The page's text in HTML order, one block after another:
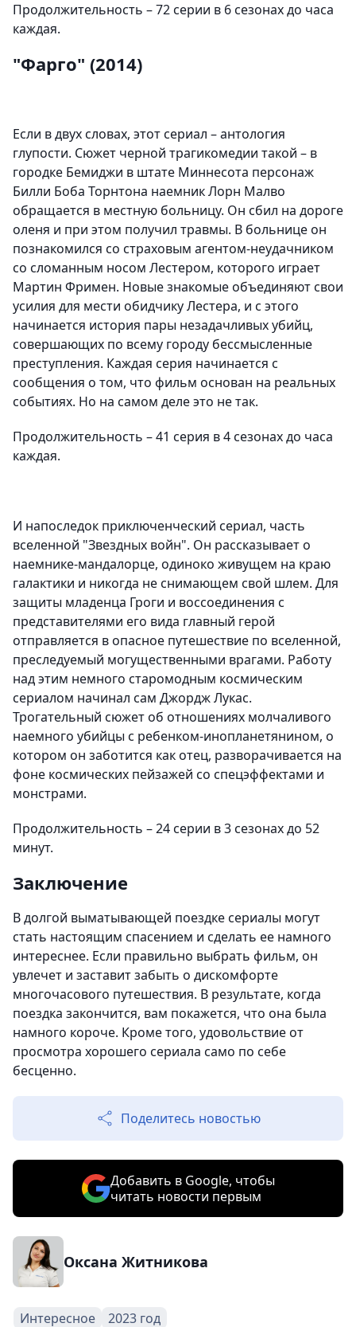
Продолжительность – 72 серии в 6 сезонах до часа
каждая.
"Фарго" (2014)
Если в двух словах, этот сериал – антология
глупости. Сюжет черной трагикомедии такой – в
городке Бемиджи в штате Миннесота персонаж
Билли Боба Торнтона наемник Лорн Малво
обращается в местную больницу. Он сбил на дороге
оленя и при этом получил травмы. В больнице он
познакомился со страховым агентом-неудачником
со сломанным носом Лестером, которого играет
Мартин Фримен. Новые знакомые объединяют свои
усилия для мести обидчику Лестера, и с этого
начинается история пары незадачливых убийц,
совершающих по всему городу бессмысленные
преступления. Каждая серия начинается с
сообщения о том, что фильм основан на реальных
событиях. Но на самом деле это не так.
Продолжительность – 41 серия в 4 сезонах до часа
каждая.
И напоследок приключенческий сериал, часть
вселенной "Звездных войн". Он рассказывает о
наемнике-мандалорце, одиноко живущем на краю
галактики и никогда не снимающем свой шлем. Для
защиты младенца Гроги и воссоединения с
представителями его вида главный герой
отправляется в опасное путешествие по вселенной,
преследуемый могущественными врагами. Работу
над этим немного старомодным космическим
сериалом начинал сам Джордж Лукас.
Трогательный сюжет об отношениях молчаливого
наемного убийцы с ребенком-инопланетянином, о
котором он заботится как отец, разворачивается на
фоне космических пейзажей со спецэффектами и
монстрами.
Продолжительность – 24 серии в 3 сезонах до 52
минут.
Заключение
В долгой выматывающей поездке сериалы могут
стать настоящим спасением и сделать ее намного
интереснее. Если правильно выбрать фильм, он
увлечет и заставит забыть о дискомфорте
многочасового путешествия. В результате, когда
поездка закончится, вам покажется, что она была
намного короче. Кроме того, удовольствие от
просмотра хорошего сериала само по себе
бесценно.
Поделитесь новостью
Добавить в Google, чтобы
читать новости первым
Оксана Житникова
Интересное 2023 год